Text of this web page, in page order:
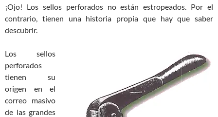
¡Ojo! Los sellos perforados no están estropeados. Por el
contrario, tienen una historia propia que hay que saber
descubrir.
Los sellos
perforados
tienen su
origen en el
correo masivo
de las grandes